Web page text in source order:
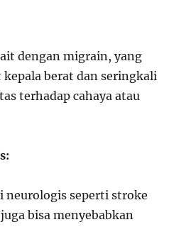
dengan migrain, yang
berat dan seringkali
terhadap cahaya atau
neurologis seperti stroke
bisa menyebabkan